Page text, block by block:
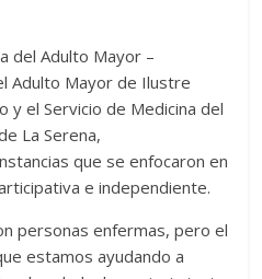
del Adulto Mayor –
Adulto Mayor de Ilustre
y el Servicio de Medicina del
La Serena,
que se enfocaron en
e independiente.
personas enfermas, pero el
estamos ayudando a